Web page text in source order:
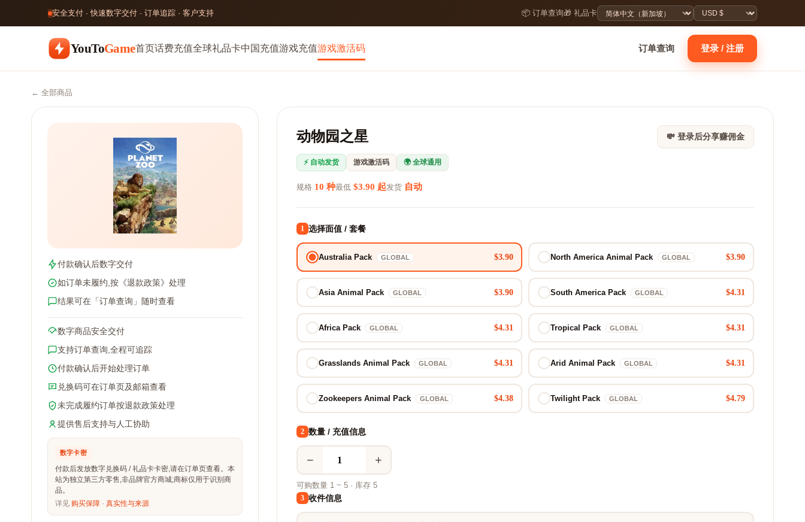
安全支付 · 快速数字交付 · 订单追踪 · 客户支持 📦 订单查询🎁 礼品卡
YouToGame首页话费充值全球礼品卡中国充值游戏充值游戏激活码 订单查询 登录 / 注册
← 全部商品
付款确认后数字交付
如订单未履约,按《退款政策》处理
结果可在「订单查询」随时查看
数字商品安全交付
支持订单查询,全程可追踪
付款确认后开始处理订单
兑换码可在订单页及邮箱查看
未完成履约订单按退款政策处理
提供售后支持与人工协助
数字卡密
付款后发放数字兑换码 / 礼品卡卡密,请在订单页查看。本
站为独立第三方零售,非品牌官方商城;商标仅用于识别商
品。
详见 购买保障 · 真实性与来源
💸 登录后分享赚佣金
动物园之星
⚡ 自动发货 游戏激活码 🌍 全球通用
规格 10 种最低 $3.90 起发货 自动
1 选择面值 / 套餐
Australia Pack GLOBAL $3.90 North America Animal Pack GLOBAL $3.90
Asia Animal Pack GLOBAL $3.90 South America Pack GLOBAL $4.31
Africa Pack GLOBAL $4.31 Tropical Pack GLOBAL $4.31
Grasslands Animal Pack GLOBAL $4.31 Arid Animal Pack GLOBAL $4.31
Zookeepers Animal Pack GLOBAL $4.38 Twilight Pack GLOBAL $4.79
2 数量 / 充值信息
− +
可购数量 1 ~ 5 · 库存 5
3 收件信息